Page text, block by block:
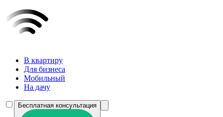
В квартиру
Для бизнеса
Мобильный
На дачу
Бесплатная консультация